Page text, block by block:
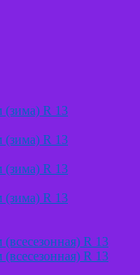
R 13
R 13
R 13
R 13
R 13
R 13